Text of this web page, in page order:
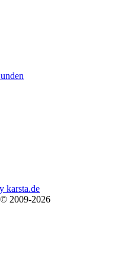
karsta.de
2009-2026